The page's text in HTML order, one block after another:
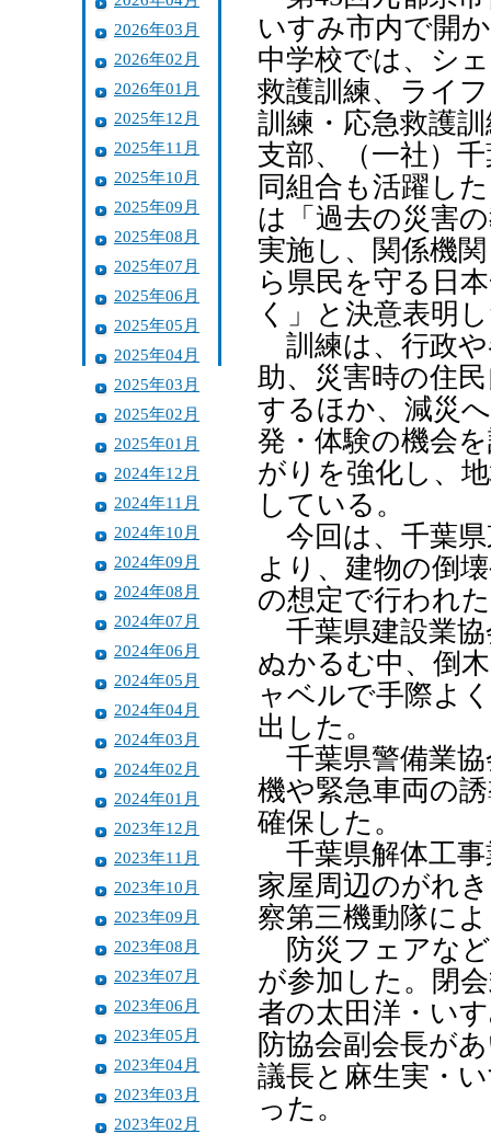
2026年03月
2026年02月
2026年01月
2025年12月
2025年11月
2025年10月
2025年09月
2025年08月
2025年07月
2025年06月
2025年05月
2025年04月
2025年03月
2025年02月
2025年01月
2024年12月
2024年11月
2024年10月
2024年09月
2024年08月
2024年07月
2024年06月
2024年05月
2024年04月
2024年03月
2024年02月
2024年01月
2023年12月
2023年11月
2023年10月
2023年09月
2023年08月
2023年07月
2023年06月
2023年05月
2023年04月
2023年03月
2023年02月
いすみ市内で開
中学校では、シ
救護訓練、ライ
訓練・応急救護
支部、（一社）
同組合も活躍し
は「過去の災害
実施し、関係機
ら県民を守る日
く」と決意表明
訓練は、行政や
助、災害時の住
するほか、減災
発・体験の機会
がりを強化し、
している。
今回は、千葉県
より、建物の倒
の想定で行われ
千葉県建設業協
ぬかるむ中、倒
ャベルで手際よ
出した。
千葉県警備業協
機や緊急車両の
確保した。
千葉県解体工事
家屋周辺のがれ
察第三機動隊に
防災フェアなど
が参加した。閉
者の太田洋・い
防協会副会長が
議長と麻生実・
った。